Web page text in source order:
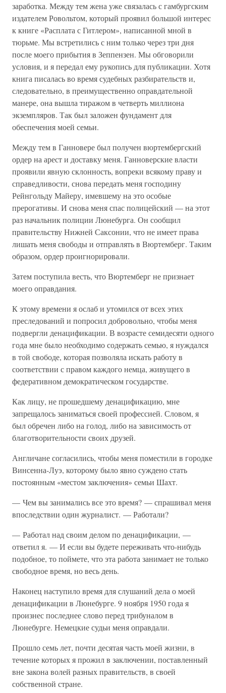
заработка. Между тем жена уже связалась с гамбургским
издателем Ровольтом, который проявил большой интерес
к книге «Расплата с Гитлером», написанной мной в
тюрьме. Мы встретились с ним только через три дня
после моего прибытия в Зеппензен. Мы обговорили
условия, и я передал ему рукопись для публикации. Хотя
книга писалась во время судебных разбирательств и,
следовательно, в преимущественно оправдательной
манере, она вышла тиражом в четверть миллиона
экземпляров. Так был заложен фундамент для
обеспечения моей семьи.
Между тем в Ганновере был получен вюртембергский
ордер на арест и доставку меня. Ганноверские власти
проявили явную склонность, вопреки всякому праву и
справедливости, снова передать меня господину
Рейнгольду Майеру, имевшему на это особые
прерогативы. И снова меня спас полицейский — на этот
раз начальник полиции Люнебурга. Он сообщил
правительству Нижней Саксонии, что не имеет права
лишать меня свободы и отправлять в Вюртемберг. Таким
образом, ордер проигнорировали.
Затем поступила весть, что Вюртемберг не признает
моего оправдания.
К этому времени я ослаб и утомился от всех этих
преследований и попросил добровольно, чтобы меня
подвергли денацификации. В возрасте семидесяти одного
года мне было необходимо содержать семью, я нуждался
в той свободе, которая позволяла искать работу в
соответствии с правом каждого немца, живущего в
федеративном демократическом государстве.
Как лицу, не прошедшему денацификацию, мне
запрещалось заниматься своей профессией. Словом, я
был обречен либо на голод, либо на зависимость от
благотворительности своих друзей.
Англичане согласились, чтобы меня поместили в городке
Винсенна-Луэ, которому было явно суждено стать
постоянным «местом заключения» семьи Шахт.
— Чем вы занимались все это время? — спрашивал меня
впоследствии один журналист. — Работали?
— Работал над своим делом по денацификации, —
ответил я. — И если вы будете переживать что-нибудь
подобное, то поймете, что эта работа занимает не только
свободное время, но весь день.
Наконец наступило время для слушаний дела о моей
денацификации в Люнебурге. 9 ноября 1950 года я
произнес последнее слово перед трибуналом в
Люнебурге. Немецкие судьи меня оправдали.
Прошло семь лет, почти десятая часть моей жизни, в
течение которых я прожил в заключении, поставленный
вне закона волей разных правительств, в своей
собственной стране.